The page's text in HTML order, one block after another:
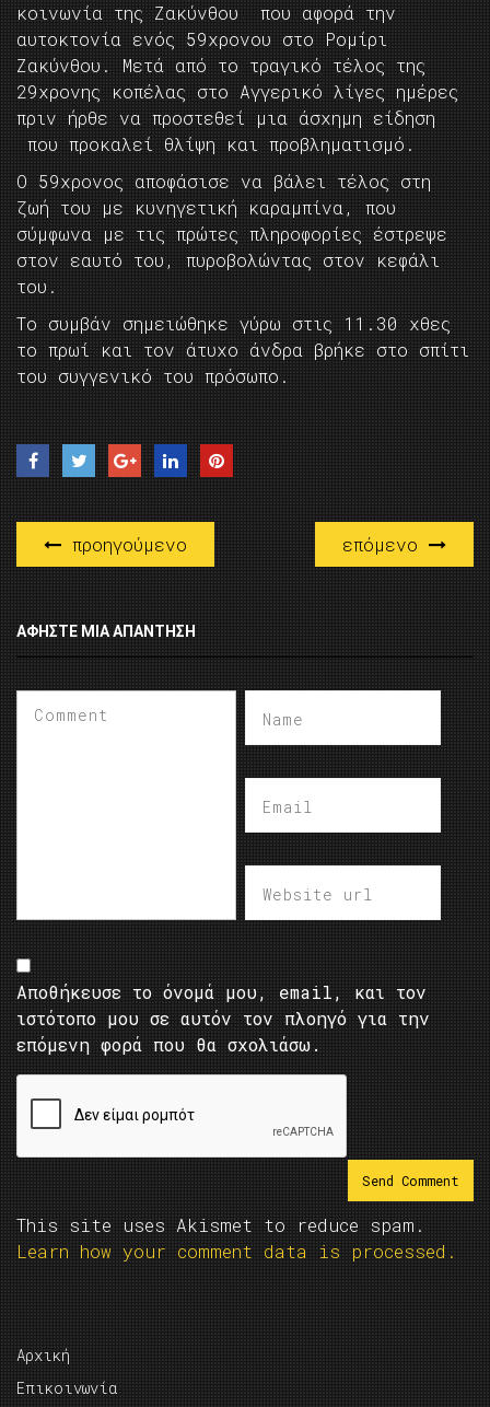
κοινωνία της Ζακύνθου που αφορά την
αυτοκτονία ενός 59χρονου στο Ρομίρι
Ζακύνθου. Μετά από το τραγικό τέλος της
29χρονης κοπέλας στο Αγγερικό λίγες ημέρες
πριν ήρθε να προστεθεί μια άσχημη είδηση
που προκαλεί θλίψη και προβληματισμό.
Ο 59χρονος αποφάσισε να βάλει τέλος στη
ζωή του με κυνηγετική καραμπίνα, που
σύμφωνα με τις πρώτες πληροφορίες έστρεψε
στον εαυτό του, πυροβολώντας στον κεφάλι
του.
Το συμβάν σημειώθηκε γύρω στις 11.30 χθες
το πρωί και τον άτυχο άνδρα βρήκε στο σπίτι
του συγγενικό του πρόσωπο.
προηγούμενο επόμενο
ΑΦΉΣΤΕ ΜΙΑ ΑΠΆΝΤΗΣΗ
Αποθήκευσε το όνομά μου, email, και τον
ιστότοπο μου σε αυτόν τον πλοηγό για την
επόμενη φορά που θα σχολιάσω.
This site uses Akismet to reduce spam.
Learn how your comment data is processed.
Αρχική
Επικοινωνία